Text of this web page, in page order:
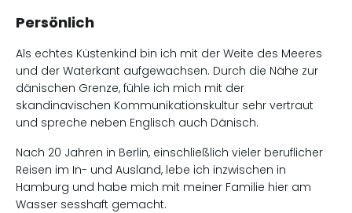
Persönlich
Als echtes Küstenkind bin ich mit der Weite des Meeres
und der Waterkant aufgewachsen. Durch die Nähe zur
dänischen Grenze, fühle ich mich mit der
skandinavischen Kommunikationskultur sehr vertraut
und spreche neben Englisch auch Dänisch.
Nach 20 Jahren in Berlin, einschließlich vieler beruflicher
Reisen im In- und Ausland, lebe ich inzwischen in
Hamburg und habe mich mit meiner Familie hier am
Wasser sesshaft gemacht.